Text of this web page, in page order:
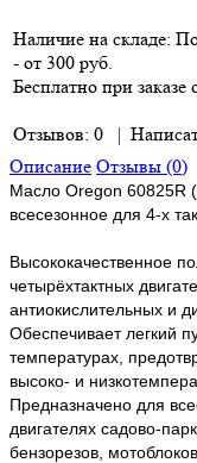
Наличие на складе:
- от 300 руб.
Бесплатно при заказе
Отзывов: 0 |
Описание Отзывы (0)
Масло Oregon 60825R
всесезонное для 4-х
Высококачественное
четырёхтактных
антиокислительных и
Обеспечивает легкий
температурах,
высоко- и
Предназначено для
двигателях садово-
бензорезов,